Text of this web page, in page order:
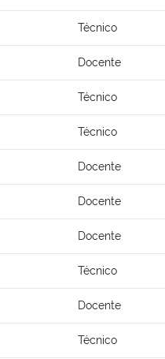
Técnico
Docente
Técnico
Técnico
Docente
Docente
Docente
Técnico
Docente
Técnico